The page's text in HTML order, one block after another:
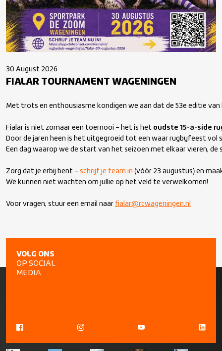
30 August 2026
FIALAR TOURNAMENT WAGENINGEN
Met trots en enthousiasme kondigen we aan dat de 53e editie
Fialar is niet zomaar een toernooi – het is het oudste 15-a-side
Door de jaren heen is het uitgegroeid tot een waar rugbyfeest vol
Een dag waarop we de start van het seizoen met elkaar vieren,
Zorg dat je erbij bent – schrijf je team in (vóór 23 augustus) en
We kunnen niet wachten om jullie op het veld te verwelkomen!
Voor vragen, stuur een email naar fialar@rcwageningen.nl
VOLG ONS
OP SOCIAL
MEDIA